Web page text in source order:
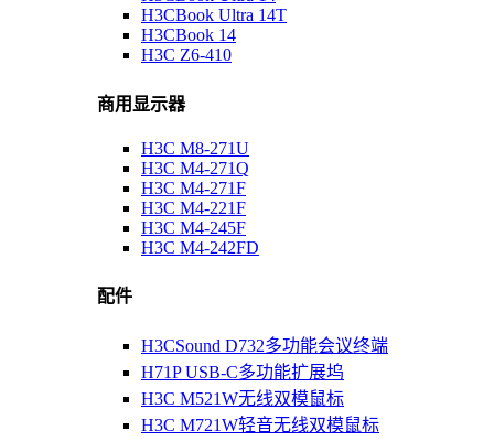
H3CBook Ultra 14T
H3CBook 14
H3C Z6-410
商用显示器
H3C M8-271U
H3C M4-271Q
H3C M4-271F
H3C M4-221F
H3C M4-245F
H3C M4-242FD
配件
H3CSound D732多功能会议终端
H71P USB-C多功能扩展坞
H3C M521W无线双模鼠标
H3C M721W轻音无线双模鼠标